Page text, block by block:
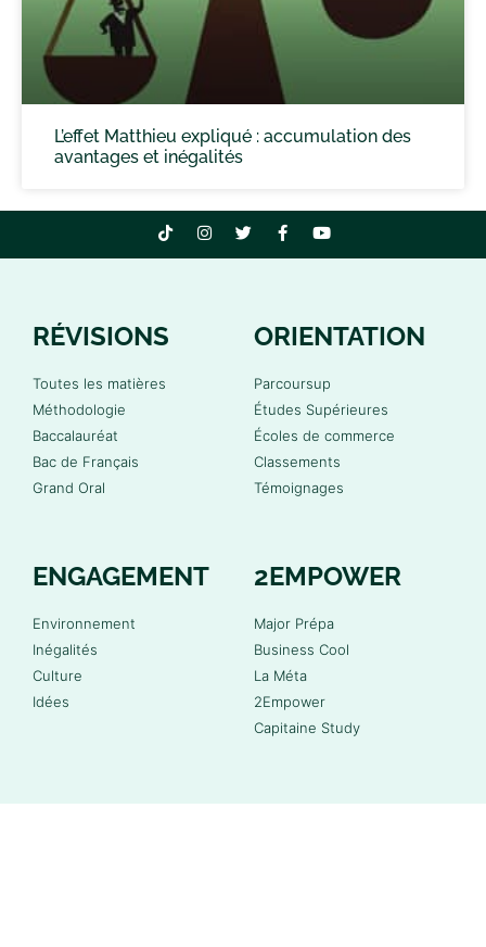
L’effet Matthieu expliqué : accumulation des
avantages et inégalités
RÉVISIONS
Toutes les matières
Méthodologie
Baccalauréat
Bac de Français
Grand Oral
ORIENTATION
Parcoursup
Études Supérieures
Écoles de commerce
Classements
Témoignages
ENGAGEMENT
Environnement
Inégalités
Culture
Idées
2EMPOWER
Major Prépa
Business Cool
La Méta
2Empower
Capitaine Study